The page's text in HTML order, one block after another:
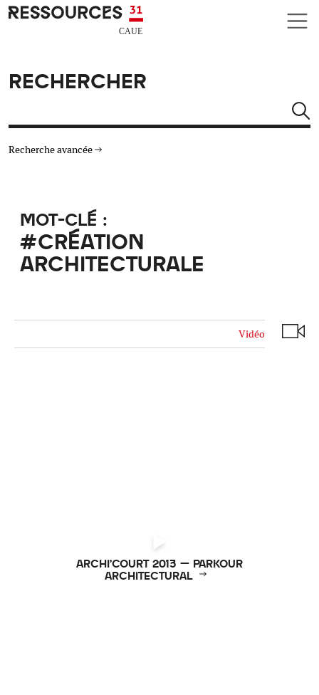
Aller au contenu principal
CAUE RESSOURCES 31
RECHERCHER
Recherche avancée
TYPE DE RESSOURCES
MATÉRIAUX
MOT-CLÉ :
#CRÉATION
ARCHITECTURALE
Vidéo
ARCHI’COURT 2013 – PARKOUR
ARCHITECTURAL